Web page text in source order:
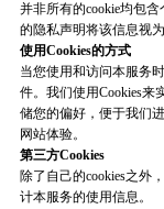
并非所有的cookie均包
的隐私声明将该信息视
使用Cookies的方式
当您使用和访问本服务
件。我们使用Cookies来
储您的偏好，便于我们
网站体验。
第三方Cookies
除了自己的cookies之外
计本服务的使用信息。